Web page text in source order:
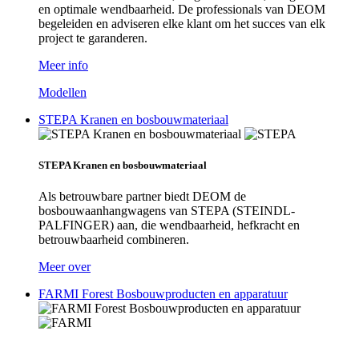
en optimale wendbaarheid. De professionals van DEOM
begeleiden en adviseren elke klant om het succes van elk
project te garanderen.
Meer info
Modellen
STEPA Kranen en bosbouwmateriaal
STEPA Kranen en bosbouwmateriaal
Als betrouwbare partner biedt DEOM de
bosbouwaanhangwagens van STEPA (STEINDL-
PALFINGER) aan, die wendbaarheid, hefkracht en
betrouwbaarheid combineren.
Meer over
FARMI Forest Bosbouwproducten en apparatuur